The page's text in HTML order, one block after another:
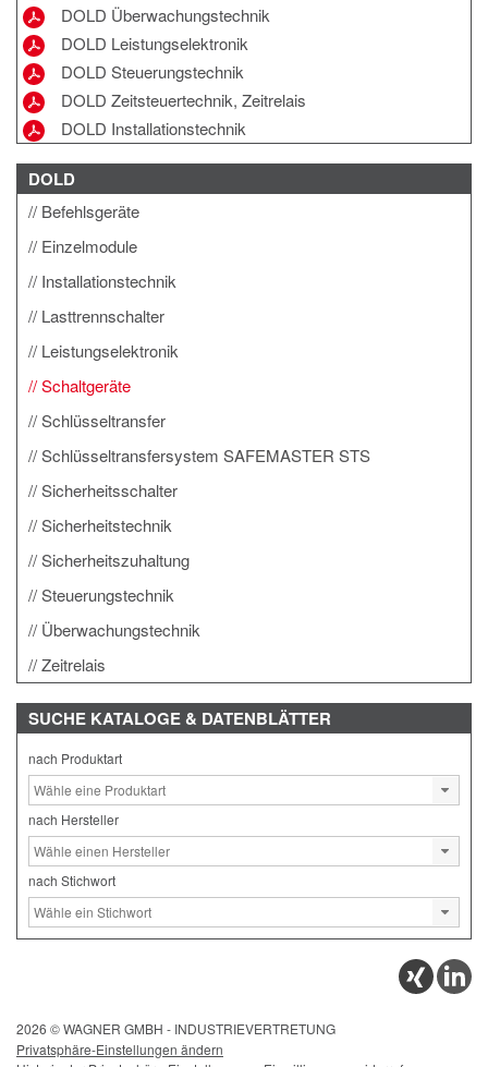
DOLD Überwachungstechnik
DOLD Leistungselektronik
DOLD Steuerungstechnik
DOLD Zeitsteuertechnik, Zeitrelais
DOLD Installationstechnik
DOLD
Befehlsgeräte
Einzelmodule
Installationstechnik
Lasttrennschalter
Leistungselektronik
Schaltgeräte
Schlüsseltransfer
Schlüsseltransfersystem SAFEMASTER STS
Sicherheitsschalter
Sicherheitstechnik
Sicherheitszuhaltung
Steuerungstechnik
Überwachungstechnik
Zeitrelais
SUCHE KATALOGE & DATENBLÄTTER
nach Produktart
nach Hersteller
nach Stichwort
2026 © WAGNER GMBH - INDUSTRIEVERTRETUNG
Privatsphäre-Einstellungen ändern